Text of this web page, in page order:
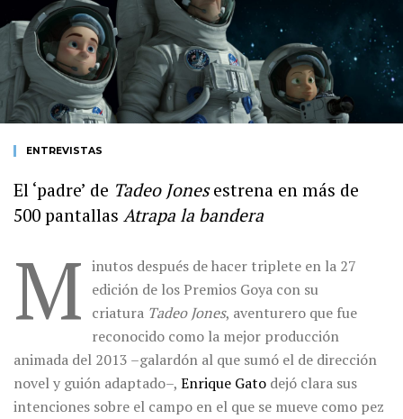
ENTREVISTAS
El ‘padre’ de Tadeo Jonesestrena en más de
500 pantallas Atrapa la bandera
M inutos después de hacer triplete en la 27
edición de los Premios Goya con su
criatura Tadeo Jones, aventurero que fue
reconocido como la mejor producción
animada del 2013 –galardón al que sumó el de dirección
novel y guión adaptado–, Enrique Gato dejó clara sus
intenciones sobre el campo en el que se mueve como pez